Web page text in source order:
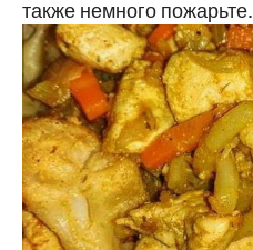
также немного пожарьте.